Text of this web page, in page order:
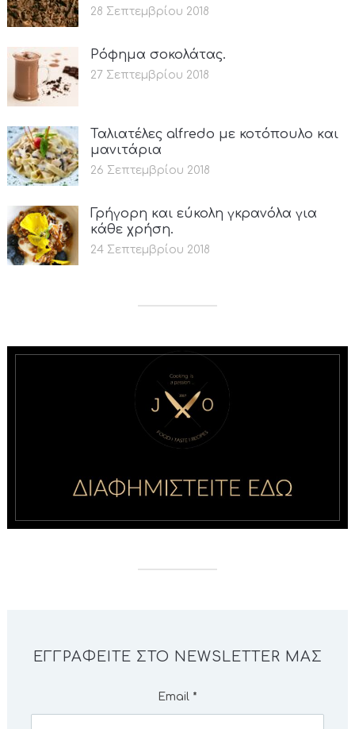
28 Σεπτεμβρίου 2018
Ρόφημα σοκολάτας.
27 Σεπτεμβρίου 2018
Ταλιατέλες alfredo με κοτόπουλο και
μανιτάρια
26 Σεπτεμβρίου 2018
Γρήγορη και εύκολη γκρανόλα για
κάθε χρήση.
24 Σεπτεμβρίου 2018
ΕΓΓΡΑΦΕΊΤΕ ΣΤΟ NEWSLETTER ΜΑΣ
Email *